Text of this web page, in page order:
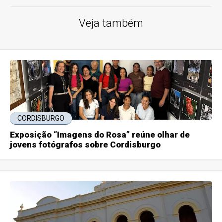
Veja também
CORDISBURGO
Exposição “Imagens do Rosa” reúne olhar de
jovens fotógrafos sobre Cordisburgo